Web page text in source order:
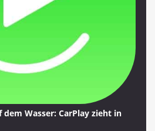
Wasser: CarPlay zieht in